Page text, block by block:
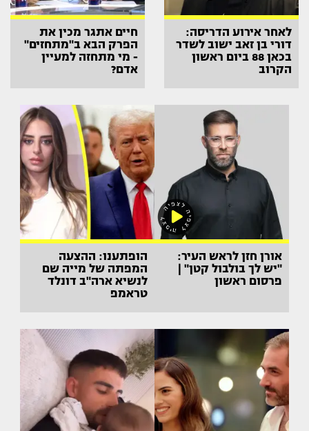
לאחר אירוע הדריסה:
דורי בן זאב ישוב לשדר
בכאן 88 ביום ראשון
הקרוב
חיים אתגר מכין את
הפרק הבא ב"מתחזים"
- מי מתחזה למעיין
אדם?
אורן חזן לראש העיר:
"יש לך בולבול קטן" |
פרסום ראשון
הופתענו: ההצעה
המפתה של מייה שם
לנשיא ארה"ב דונלד
טראמפ